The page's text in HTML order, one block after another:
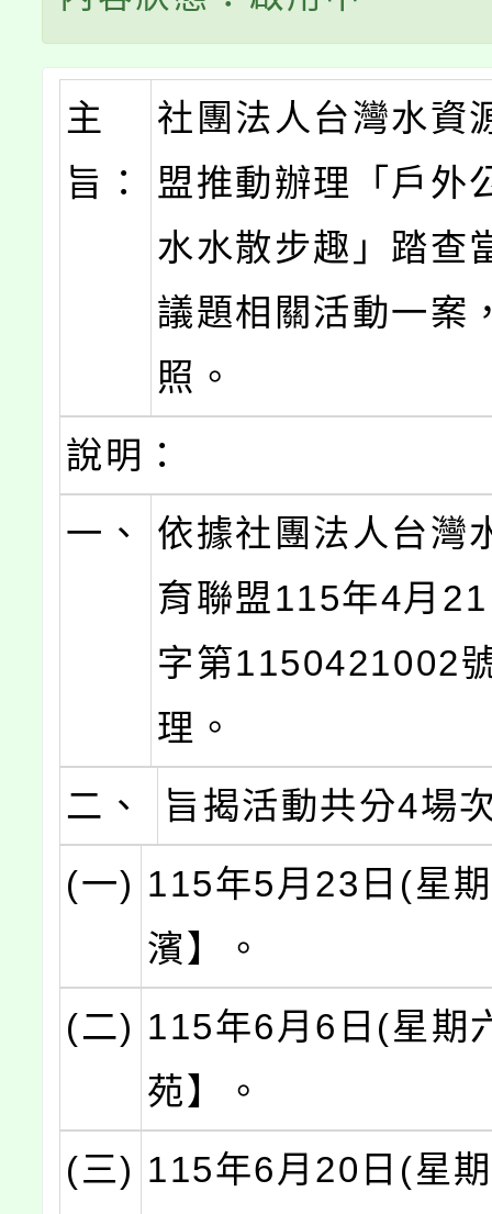
主
旨：
社團法人台灣水資
盟推動辦理「戶
水水散步趣」踏查
議題相關活動一案
照。
說明：
一、
依據社團法人台灣
育聯盟115年4月
字第1150421002
理。
二、
旨揭活動共分4場
(一) 115年5月23日(星
濱】。
(二) 115年6月6日(星期
苑】。
(三) 115年6月20日(星